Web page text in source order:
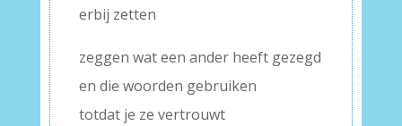
erbij zetten
zeggen wat een ander heeft gezegd
en die woorden gebruiken
totdat je ze vertrouwt